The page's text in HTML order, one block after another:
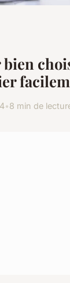
•8 min de